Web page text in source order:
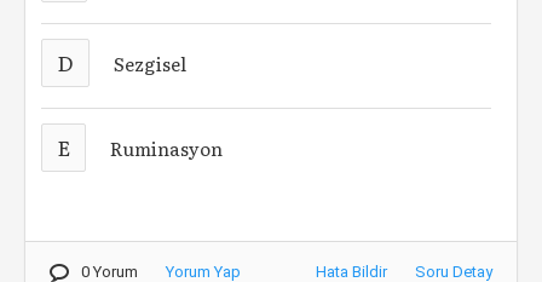
D Sezgisel
E Ruminasyon
0 Yorum Yorum Yap Hata Bildir Soru Detay